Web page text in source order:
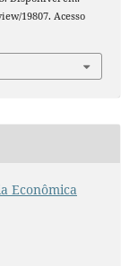
19807. Acesso
Econômica